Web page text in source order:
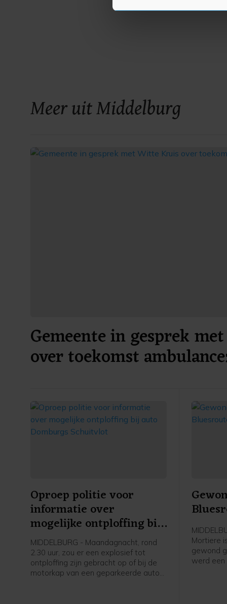
Meer uit Middelburg
Gemeente in gesprek
over toekomst
Oproep politie voor
informatie over
mogelijke ontploffing bij
auto Domburgs
Schuitvlot
MIDDELBURG - Maandagnacht, rond
2.30 uur, zou er een explosief tot
ontploffing zijn gebracht op of bij de
motorkap van een geparkeerde auto
Mortiere
gewond
werd